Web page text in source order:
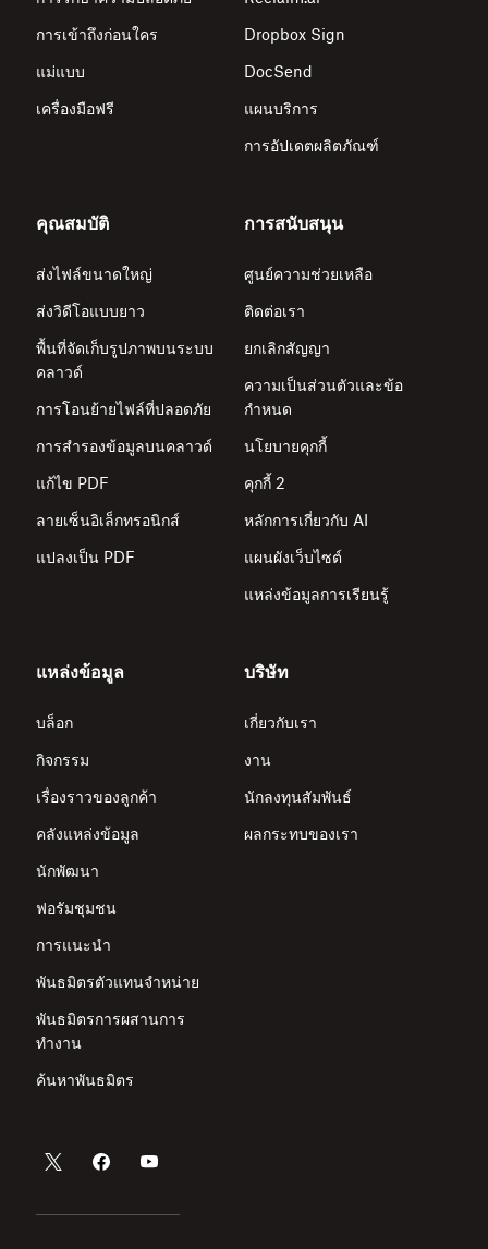
การเข้าถึงก่อนใคร
แม่แบบ
เครื่องมือฟรี
Dropbox Sign
DocSend
แผนบริการ
การอัปเดตผลิตภัณฑ์
คุณสมบัติ
ส่งไฟล์ขนาดใหญ่
ส่งวิดีโอแบบยาว
พื้นที่จัดเก็บรูปภาพบนระบบ
คลาวด์
การโอนย้ายไฟล์ที่ปลอดภัย
การสำรองข้อมูลบนคลาวด์
แก้ไข PDF
ลายเซ็นอิเล็กทรอนิกส์
แปลงเป็น PDF
การสนับสนุน
ศูนย์ความช่วยเหลือ
ติดต่อเรา
ยกเลิกสัญญา
ความเป็นส่วนตัวและข้อ
กำหนด
นโยบายคุกกี้
คุกกี้ 2
หลักการเกี่ยวกับ AI
แผนผังเว็บไซต์
แหล่งข้อมูลการเรียนรู้
แหล่งข้อมูล
บล็อก
กิจกรรม
เรื่องราวของลูกค้า
คลังแหล่งข้อมูล
นักพัฒนา
ฟอรัมชุมชน
การแนะนำ
พันธมิตรตัวแทนจำหน่าย
พันธมิตรการผสานการ
ทำงาน
ค้นหาพันธมิตร
บริษัท
เกี่ยวกับเรา
งาน
นักลงทุนสัมพันธ์
ผลกระทบของเรา